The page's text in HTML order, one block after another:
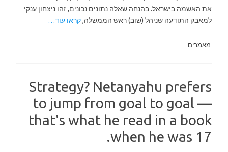
את האשמה בישראל. בהנחה שאלה נתונים נכונים, זהו ניצחון ענקי
למאבק התודעה שניהל (שוב) ראש הממשלה,קראו עוד…
מאמרים
Strategy? Netanyahu prefers
to jump from goal to goal —
that's what he read in a book
when he was 17.